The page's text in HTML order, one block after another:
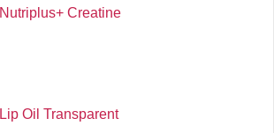
Nutriplus+ Creatine
Lip Oil Transparent